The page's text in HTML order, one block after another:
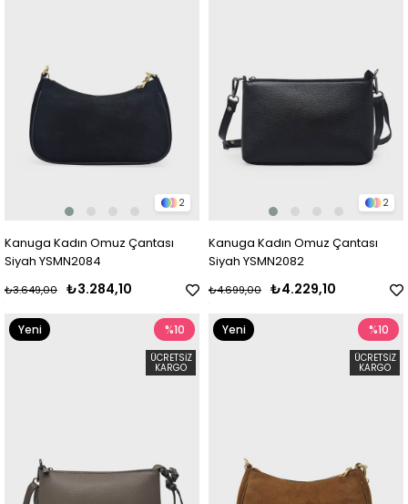
2
Kanuga Kadın Omuz Çantası
Siyah YSMN2084
₺3.284,10
₺3.649,00
2
Kanuga Kadın Omuz Çantası
Siyah YSMN2082
₺4.229,10
₺4.699,00
%10
ÜCRETSIZ
KARGO
Yeni
%10
ÜCRETSIZ
KARGO
Yeni